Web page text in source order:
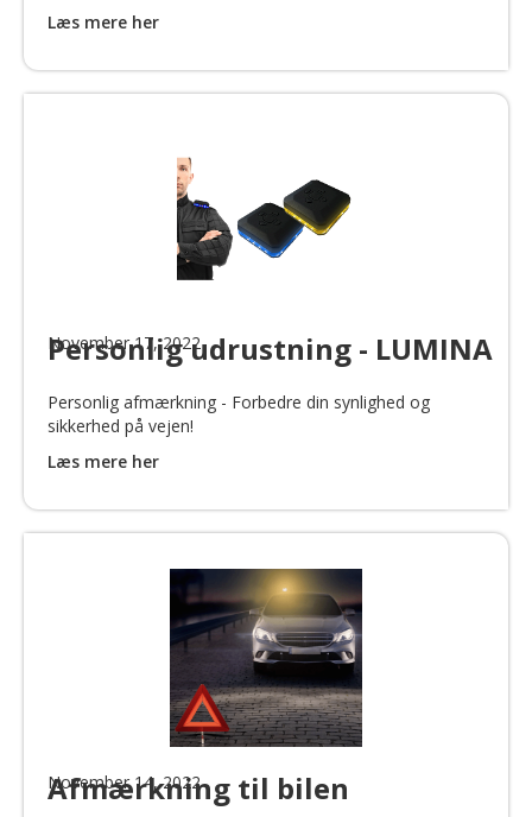
Læs mere her
Personlig udrustning - LUMINA
Personlig afmærkning - Forbedre din synlighed og
sikkerhed på vejen!
Læs mere her
November 17, 2022
Afmærkning til bilen
November 14, 2022